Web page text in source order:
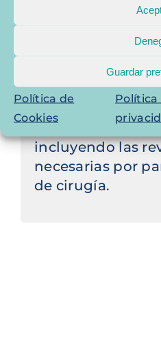
Guardar
Política de
Cookies
Política
Aquellos
post-quirúrgica
y monitorizados
estancia en
UCI-
nuestro equipo
incluyendo las
necesarias por
de cirugía.